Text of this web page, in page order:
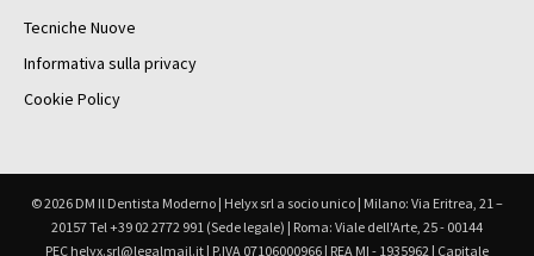
Tecniche Nuove
Informativa sulla privacy
Cookie Policy
© 2026 DM Il Dentista Moderno | Helyx srl a socio unico | Milano: Via Eritrea, 21 –
20157 Tel +39 02 2772 991 (Sede legale) | Roma: Viale dell'Arte, 25 - 00144
PEC helyx.srl@legalmail.it | P.IVA 07106000966 | REA MI - 1935962 | Capitale